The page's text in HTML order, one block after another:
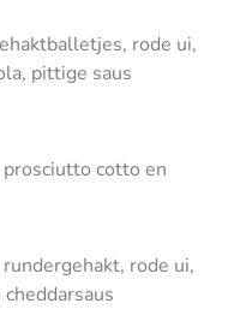
rode ui,
pittige saus
cotto en
rode ui,